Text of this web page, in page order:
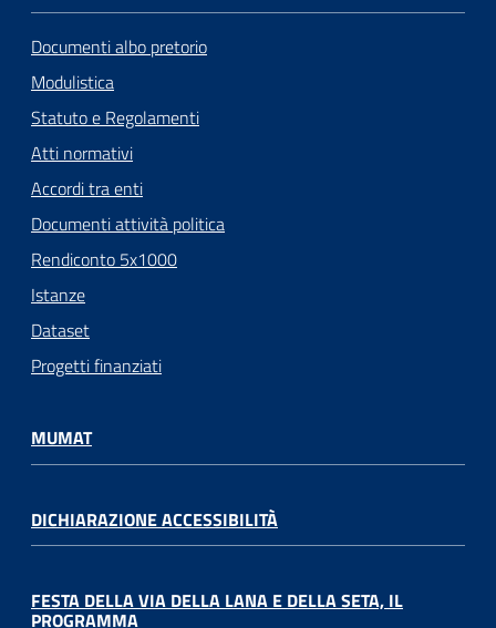
Documenti albo pretorio
Modulistica
Statuto e Regolamenti
Atti normativi
Accordi tra enti
Documenti attività politica
Rendiconto 5x1000
Istanze
Dataset
Progetti finanziati
MUMAT
DICHIARAZIONE ACCESSIBILITÀ
FESTA DELLA VIA DELLA LANA E DELLA SETA, IL
PROGRAMMA